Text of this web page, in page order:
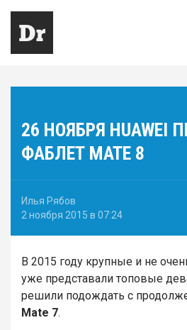
26 НОЯБРЯ HUAWEI
ФАБЛЕТ MATE 8
Илья Рябов
2 ноября 2015 в 07:24
В 2015 году крупные и не
уже представали топовые
решили подождать с
Mate 7.